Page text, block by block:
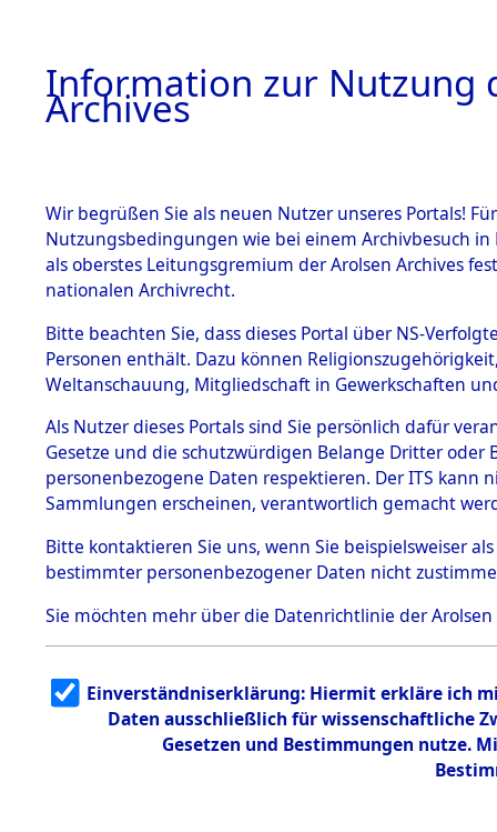
BESTÄNDE
1.
Inhaftierungsdoku
mente
1.2.9 Beim ITS
Effekten
1.2.9.1
Effekten aus
dem KZ
Dachau
1.2.9.2
Effekten aus
dem KZ
Bayerisches
1.2.9.3
Effekten aus
dem KZ
Neuengamm
0001
Einen Kommentar
Information zur Nutzung
Archives
Wir begrüßen Sie als neuen Nutzer unseres Portals!
Nutzungsbedingungen wie bei einem Archivbesuch
als oberstes Leitungsgremium der Arolsen Archives
nationalen Archivrecht.
Bitte beachten Sie, dass dieses Portal über NS-
Personen enthält. Dazu können
Weltanschauung, Mitgliedschaft in Gewerkschaften
Als Nutzer dieses Portals sind Sie persönlich dafür
Gesetze und die schutzwürdigen Belange Dritter
personenbezogene Daten respektieren. Der ITS
Sammlungen erscheinen, verantwortlich gemacht
Bitte kontaktieren Sie uns, wenn Sie beispielsweiser
bestimmter personenbezogener Daten nicht
Sie möchten mehr über die Datenrichtlinie der Arolsen
Einverständniserklärung: Hiermit erkläre ich
Daten ausschließlich für wissenschaftliche
Gesetzen und Bestimmungen nutze.